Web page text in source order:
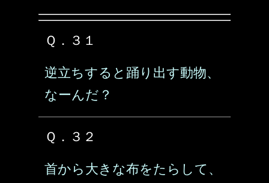
Ｑ．３１
逆立ちすると踊り出す動物、
なーんだ？
Ｑ．３２
首から大きな布をたらして、